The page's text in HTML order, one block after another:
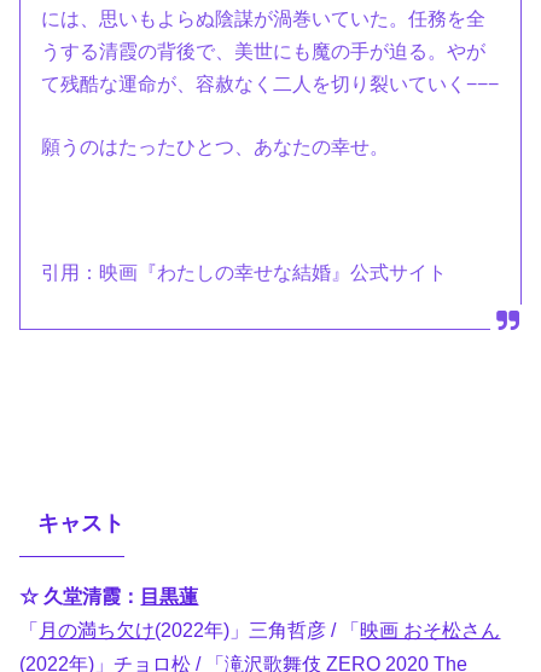
には、思いもよらぬ陰謀が渦巻いていた。任務を全
うする清霞の背後で、美世にも魔の手が迫る。やが
て残酷な運命が、容赦なく二人を切り裂いていく−−−
願うのはたったひとつ、あなたの幸せ。
引用：映画『わたしの幸せな結婚』公式サイト
キャスト
☆ 久堂清霞： 目黒蓮
「 月の満ち欠け(2022年)」三角哲彦 / 「映画 おそ松さん
(2022年)」チョロ松 / 「滝沢歌舞伎 ZERO 2020 The